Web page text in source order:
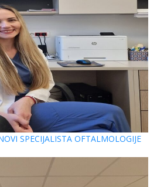
SPECIJALISTA OFTALMOLOGIJE